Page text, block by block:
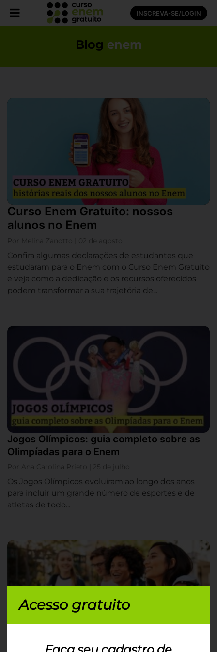
INSCREVA-SE/LOGIN
Blog enem
Curso Enem Gratuito: nossos
alunos no Enem
Por Melina Zanotto | 02 de agosto
Confira algumas declarações de estudantes que
estudaram para o Enem com o Curso Enem Gratuito
e veja como a dedicação e os recursos oferecidos
podem transformar a sua trajetória de...
Jogos Olímpicos: guia completo sobre as
Olimpíadas para o Enem
Por Ana Carolina Prieto | 25 de julho
Os Jogos Olímpicos evoluíram ao longo dos anos
para incluir um grande número de esportes e de
atletas de todo...
Acesso gratuito